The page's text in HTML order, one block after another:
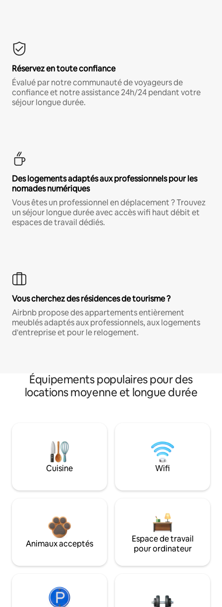
Réservez en toute confiance
Évalué par notre communauté de voyageurs de
confiance et notre assistance 24h/24 pendant votre
séjour longue durée.
Des logements adaptés aux professionnels pour les
nomades numériques
Vous êtes un professionnel en déplacement ? Trouvez
un séjour longue durée avec accès wifi haut débit et
espaces de travail dédiés.
Vous cherchez des résidences de tourisme ?
Airbnb propose des appartements entièrement
meublés adaptés aux professionnels, aux logements
d'entreprise et pour le relogement.
Équipements populaires pour des
locations moyenne et longue durée
Cuisine Wifi
Animaux acceptés
Espace de travail
pour ordinateur